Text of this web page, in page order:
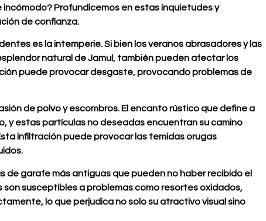
Profundicemos en estas inquietudes y
de confianza.
es la intemperie. Si bien los veranos abrasadores y las
natural de Jamul, también pueden afectar los
puede provocar desgaste, provocando problemas de
de polvo y escombros. El encanto rústico que define a
y estas partículas no deseadas encuentran su camino
infiltración puede provocar las temidas orugas
de garafe más antiguas que pueden no haber recibido el
susceptibles a problemas como resortes oxidados,
lo que perjudica no solo su atractivo visual sino